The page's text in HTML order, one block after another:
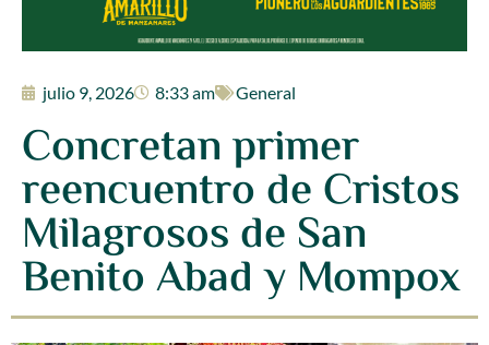
julio 9, 2026 8:33 am General
Concretan primer
reencuentro de Cristos
Milagrosos de San
Benito Abad y Mompox